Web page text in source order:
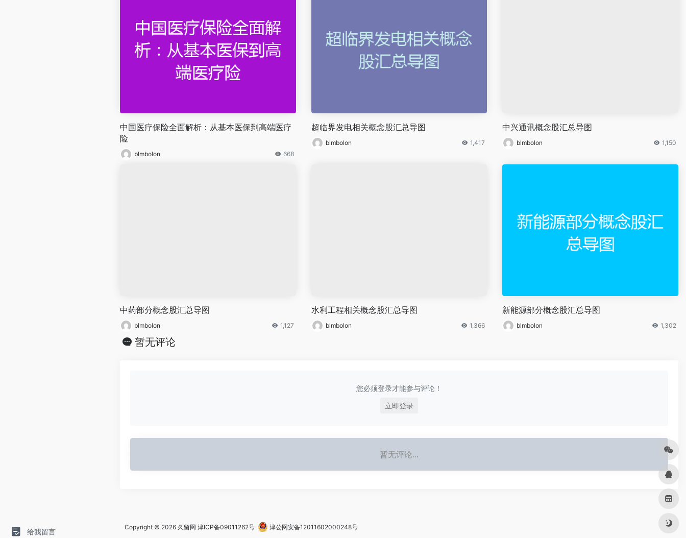
给我留言
中国医疗保险全面解析：从基本医保到高端医疗
险
blmbolon 668
超临界发电相关概念股汇总导图
blmbolon 1,417
中兴通讯概念股汇总导图
blmbolon 1,150
中药部分概念股汇总导图
blmbolon 1,127
水利工程相关概念股汇总导图
blmbolon 1,366
新能源部分概念股汇总导图
blmbolon 1,302
暂无评论
您必须登录才能参与评论！
立即登录
暂无评论...
Copyright © 2026 久留网 津ICP备09011262号 津公网安备12011602000248号